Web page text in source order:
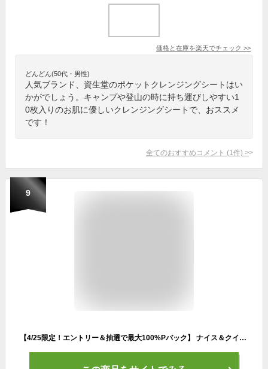
価格と在庫を楽天でチェック >>
どんどん(50代・男性)
人気ブランド、資生堂のポケットクレンジングシートはい
かがでしょう。キャンプや登山の時に持ち運びしやすい1
0枚入りのお肌に優しいクレンジングシートで、おススメ
です！
全てのおすすめコメント (1 件) >
9
【4/25限定！エントリー＆抽選で最大100%Pバック】 ナイス＆クイック ボタニカル クレンジングシート 50枚 ナイスアンドクイック クレンジング メイク落とし 化粧落とし 敏感肌用 無添加 ダブル洗顔不要 大判シート NICE&QUICK ボーテドモード